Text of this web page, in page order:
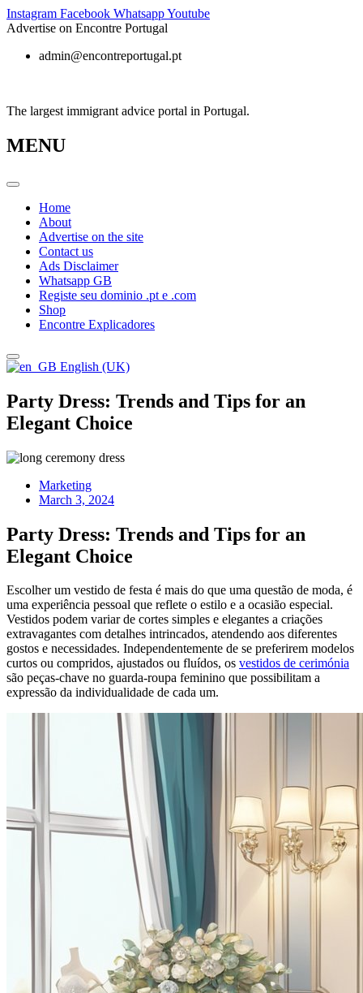
Skip
to
Instagram Facebook WhatsappYoutube
Advertise on Encontre Portugal
admin@encontreportugal.pt
The largest immigrant advice portal in Portugal.
MENU
Home
About
Advertise on the site
Contact us
Ads Disclaimer
Whatsapp GB
Registe seu dominio .pt e .com
Shop
Encontre Explicadores
English (UK)
Party Dress: Trends and Tips for an
Elegant Choice
Marketing
March 3, 2024
Party Dress: Trends and Tips for an
Elegant Choice
Escolher um vestido de festa é mais do que uma questão de moda, é
uma experiência pessoal que reflete o estilo e a ocasião especial.
Vestidos podem variar de cortes simples e elegantes a criações
extravagantes com detalhes intrincados, atendendo aos diferentes
gostos e necessidades. Independentemente de se preferirem modelos
curtos ou compridos, ajustados ou fluídos, os vestidos de cerimónia
são peças-chave no guarda-roupa feminino que possibilitam a
expressão da individualidade de cada um.